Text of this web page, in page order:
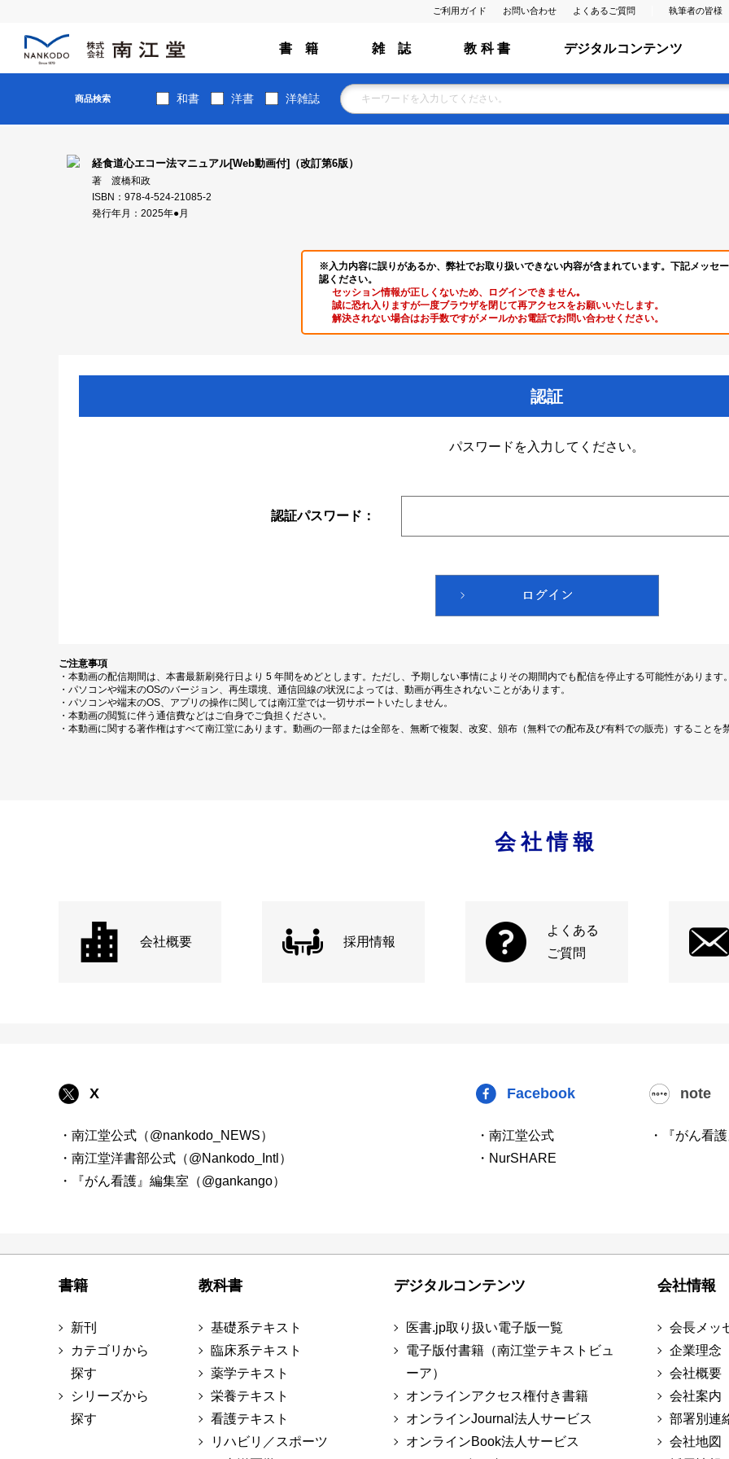
ご利用ガイド お問い合わせ よくあるご質問 執筆者の皆様
書 籍 雑 誌 教 科 書 デジタルコンテンツ
商品検索 和書 洋書 洋雑誌
経食道心エコー法マニュアル[Web動画付]（改訂第6版）
著 渡橋和政
ISBN：978-4-524-21085-2
発行年月：2025年●月
※入力内容に誤りがあるか、弊社でお取り扱いできない内容が含まれています。下記メッセ
認ください。
セッション情報が正しくないため、ログインできません｡
誠に恐れ入りますが一度ブラウザを閉じて再アクセスをお願いいたします。
解決されない場合はお手数ですがメールかお電話でお問い合わせください。
認証
パスワードを入力してください。
認証パスワード：
ご注意事項
・本動画の配信期間は、本書最新刷発行日より 5 年間をめどとします。ただし、予期しない事情によりその期間内でも配信を停止する可能性があります。
・パソコンや端末のOSのバージョン、再生環境、通信回線の状況によっては、動画が再生されないことがあります。
・パソコンや端末のOS、アプリの操作に関しては南江堂では一切サポートいたしません。
・本動画の閲覧に伴う通信費などはご自身でご負担ください。
・本動画に関する著作権はすべて南江堂にあります。動画の一部または全部を、無断で複製、改変、頒布（無料での配布及び有料での販売）することを
会社情報
会社概要 採用情報
よくある
ご質問
X
・南江堂公式（@nankodo_NEWS）
・南江堂洋書部公式（@Nankodo_Intl）
・『がん看護』編集室（@gankango）
Facebook
・南江堂公式
・NurSHARE
note
・『がん看
書籍
新刊
カテゴリから
探す
シリーズから
探す
教科書
基礎系テキスト
臨床系テキスト
薬学テキスト
栄養テキスト
看護テキスト
リハビリ／スポーツ
デジタルコンテンツ
医書.jp取り扱い電子版一覧
電子版付書籍（南江堂テキストビュ
ーア）
オンラインアクセス権付き書籍
オンラインJournal法人サービス
オンラインBook法人サービス
会社情報
会長メッ
企業理念
会社概要
会社案内
部署別連
会社地図